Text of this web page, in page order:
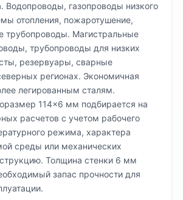
Водопроводы, газопроводы низкого
отопления, пожаротушение,
трубопроводы. Магистральные
трубопроводы для низких
резервуары, сварные
регионах. Экономичная
легированным сталям.
114×6 мм подбирается на
расчетов с учетом рабочего
режима, характера
среды или механических
Толщина стенки 6 мм
запас прочности для